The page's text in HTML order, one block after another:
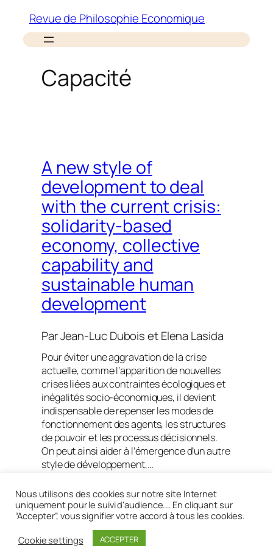
contenu
Revue de Philosophie Economique
Capacité
A new style of
development to deal
with the current crisis:
solidarity-based
economy, collective
capability and
sustainable human
development
ParJean-Luc DuboisetElena Lasida
Pour éviter une aggravation de la crise
actuelle, comme l’apparition de nouvelles
crises liées aux contraintes écologiques et
inégalités socio-économiques, il devient
indispensable de repenser les modes de
fonctionnement des agents, les structures
de pouvoir et les processus décisionnels.
On peut ainsi aider à l’émergence d’un autre
style de développement,…
Lire la suite
Nous utilisons des cookies sur notre site Internet
uniquement pour le suivi d'audience.… En cliquant sur
“Accepter”, vous signifier votre accord à tous les cookies.
Cookie settings
ACCEPTER